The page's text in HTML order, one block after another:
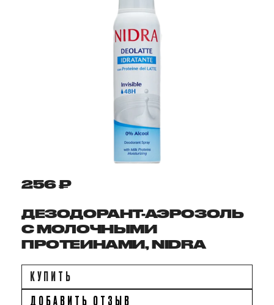
256 ₽
ДЕЗОДОРАНТ-АЭРОЗОЛЬ
С МОЛОЧНЫМИ
ПРОТЕИНАМИ, NIDRA
КУПИТЬ
ДОБАВИТЬ ОТЗЫВ